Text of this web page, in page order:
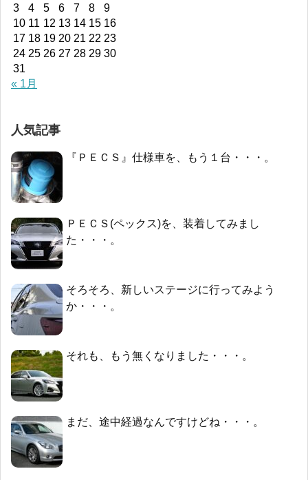
3
4 5 6 7 8
9
10 11 12 13 14 15 16
17 18 19 20 21 22 23
24 25 26 27 28 29 30
31
« 1月
人気記事
『ＰＥＣＳ』仕様車を、もう１台・・・。
ＰＥＣＳ(ペックス)を、装着してみまし
た・・・。
そろそろ、新しいステージに行ってみよう
か・・・。
それも、もう無くなりました・・・。
まだ、途中経過なんですけどね・・・。